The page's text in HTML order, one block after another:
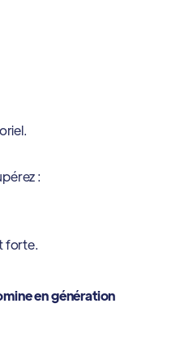
:
forte.
en génération